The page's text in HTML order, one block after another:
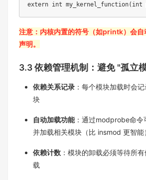
extern int my_kernel_function(int
注意：内核内置的符号（如printk）会自
声明。​
3.3 依赖管理机制：避免 "孤立
依赖关系记录 ：每个模块加载时会
块​
自动加载功能：通过modprobe命令
并加载相关模块（比 insmod 更智能
依赖计数 ：模块的卸载必须等待所
载​